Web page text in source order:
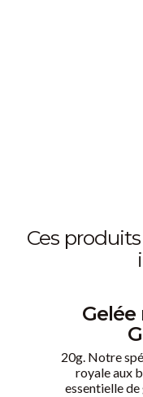
ces produits pourraient aussi vous
Gelée
20g. Notre
royale aux
essentielle